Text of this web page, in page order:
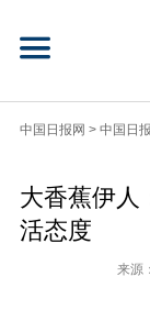
中国日报网 > 中国日
大香蕉伊人
活态度
来源